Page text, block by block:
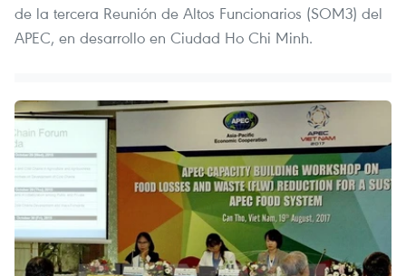
de la tercera Reunión de Altos Funcionarios (SOM3) del
APEC, en desarrollo en Ciudad Ho Chi Minh.